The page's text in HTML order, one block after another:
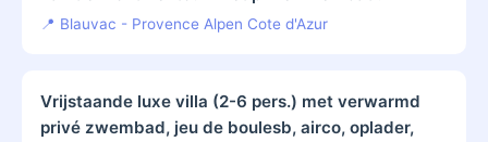
📍 Blauvac - Provence Alpen Cote d'Azur
Vrijstaande luxe villa (2-6 pers.) met verwarmd
privé zwembad, jeu de boulesb, airco, oplader,